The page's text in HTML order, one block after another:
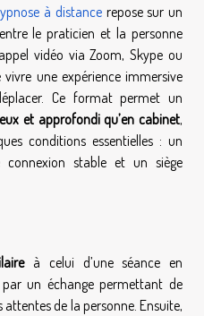
à distancerepose sur un
le praticien et la personne
vidéo via Zoom, Skype ou
une expérience immersive
Ce format permet un
et approfondi qu’en cabinet,
conditions essentielles : un
connexion stable et un siège
à celui d’une séance en
un échange permettant de
de la personne. Ensuite,